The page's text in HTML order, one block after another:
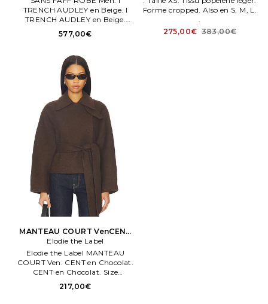
TRENCH AUDLEY en Beige. I
TRENCH AUDLEY en Beige.
Size Composition:100% coton.
Tissu gabardene. Ceenture
577,00€
Forme cropped. Also en S, M, L.
.
275,00€ 383,00€
MANTEAU COURT VenCENT
en Chocolat
Elodie the Label
Elodie the Label MANTEAU
COURT Ven. CENT en Chocolat.
CENT en Chocolat. Size
Composition: 50% wool, 50%
acrylique. Taille XS. Also en
217,00€